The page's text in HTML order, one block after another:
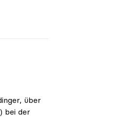
über
bei der